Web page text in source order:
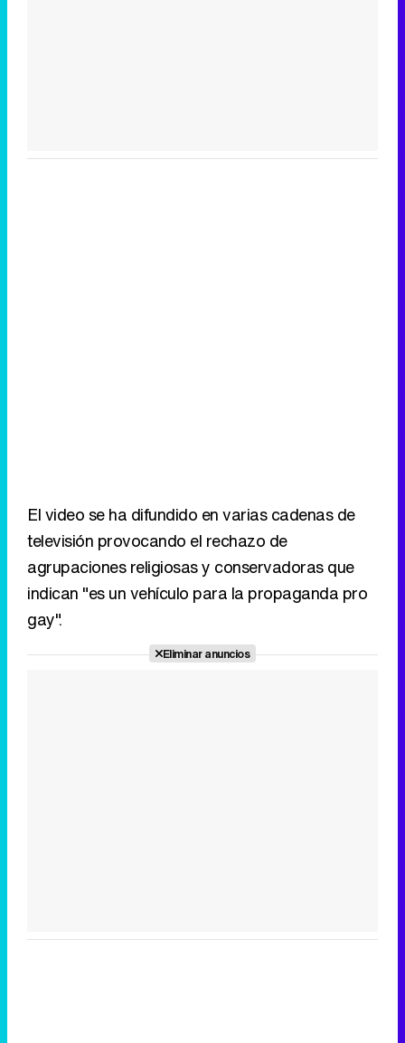
El video se ha difundido en varias cadenas de
televisión provocando el rechazo de
agrupaciones religiosas y conservadoras que
indican "es un vehículo para la propaganda pro
gay".
Eliminar anuncios